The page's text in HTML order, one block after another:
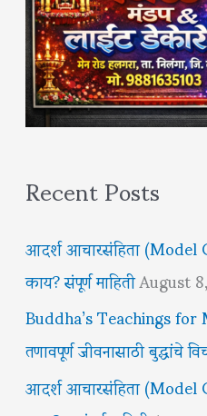
Recent Posts
आदर्श आचारसंहिता
काय? संपूर्ण माहितीAugust
Buddha’s Teachings
तणावपूर्ण जीवनासाठी बुद्धांचे
आदर्श आचारसंहिता